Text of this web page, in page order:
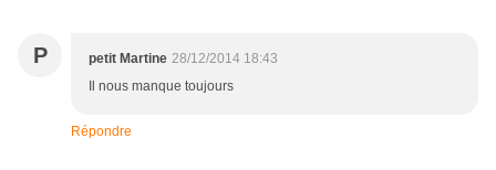
P petit Martine 28/12/2014 18:43
Il nous manque toujours
Répondre